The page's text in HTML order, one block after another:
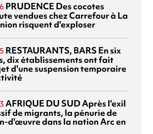
PRUDENCE Des cocotes
vendues chez Carrefour à La
risquent d'exploser
RESTAURANTS, BARS En six
dix établissements ont fait
d'une suspension temporaire
AFRIQUE DU SUDAprès l'exil
de migrants, la pénurie de
d'œuvre dans la nation Arc en